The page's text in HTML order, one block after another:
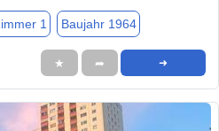
1 Baujahr 1964
★ ➦ ➜